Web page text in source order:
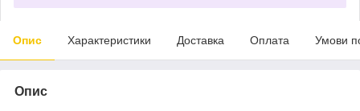
Опис Характеристики Доставка Оплата Умови
Опис